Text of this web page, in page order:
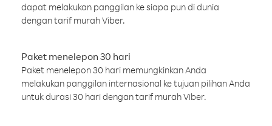
dapat melakukan panggilan ke siapa pun di dunia
dengan tarif murah Viber.
Paket menelepon 30 hari
Paket menelepon 30 hari memungkinkan Anda
melakukan panggilan internasional ke tujuan pilihan Anda
untuk durasi 30 hari dengan tarif murah Viber.